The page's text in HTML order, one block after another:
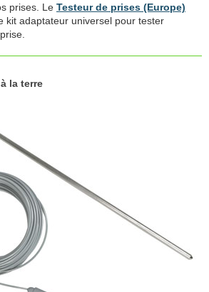
prises. Le Testeur de prises (Europe)
kit adaptateur universel pour tester
la terre